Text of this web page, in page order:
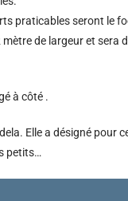
praticables seront le
de largeur et
à côté .
Elle a désigné pour
petits…